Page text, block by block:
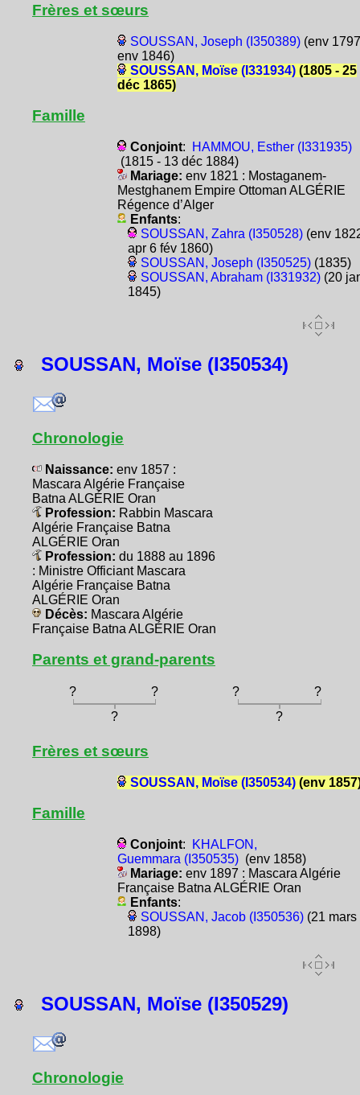
Frères et sœurs
SOUSSAN, Joseph (I350389)(env
env 1846)
SOUSSAN, Moïse (I331934)(1805 - 25
déc 1865)
Famille
Conjoint:
HAMMOU, Esther (I331935)
(1815 - 13 déc 1884)
Mariage: env 1821 : Mostaganem-
Mestghanem Empire Ottoman ALGÉRIE
Régence d’Alger
Enfants:
SOUSSAN, Zahra (I350528)(env
apr 6 fév 1860)
SOUSSAN, Joseph (I350525)(1835)
SOUSSAN, Abraham (I331932)(20
1845)
SOUSSAN, Moïse (I350534)
Chronologie
Naissance: env 1857 :
Mascara Algérie Française
Batna ALGÉRIE Oran
Profession: Rabbin Mascara
Algérie Française Batna
ALGÉRIE Oran
Profession: du 1888 au 1896
: Ministre Officiant Mascara
Algérie Française Batna
ALGÉRIE Oran
Décès: Mascara Algérie
Française Batna ALGÉRIE Oran
Parents et grand-parents
? ? ?
?
?
?
Frères et sœurs
SOUSSAN, Moïse (I350534)(env
Famille
Conjoint:
KHALFON,
Guemmara (I350535)(env 1858)
Mariage: env 1897 : Mascara Algérie
Française Batna ALGÉRIE Oran
Enfants:
SOUSSAN, Jacob (I350536)(21 mars
1898)
SOUSSAN, Moïse (I350529)
Chronologie